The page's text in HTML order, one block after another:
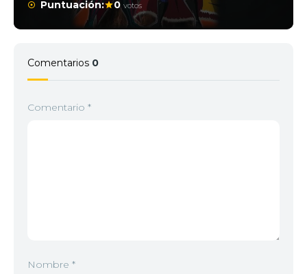
Puntuación:
0 votos
Comentarios 0
Comentario *
Nombre *